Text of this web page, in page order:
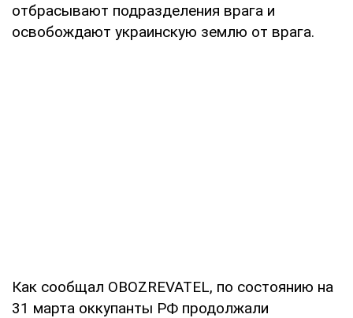
отбрасывают подразделения врага и
освобождают украинскую землю от врага.
Как сообщал OBOZREVATEL, по состоянию на
31 марта оккупанты РФ продолжали